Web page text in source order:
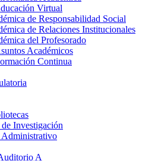
Virtual
de Responsabilidad Social
de Relaciones Institucionales
del Profesorado
Académicos
Continua
Investigación
A